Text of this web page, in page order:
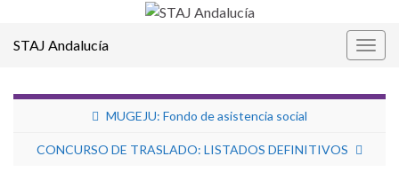
STAJ Andalucía
MUGEJU: Fondo de asistencia social
CONCURSO DE TRASLADO: LISTADOS DEFINITIVOS